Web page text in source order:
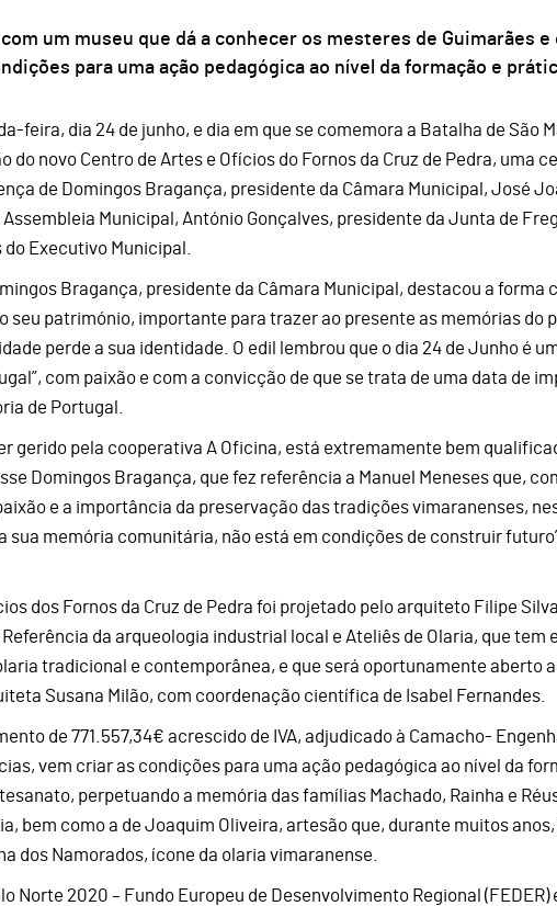
um museu que dá a conhecer os mesteres de Guimarães e
para uma ação pedagógica ao nível da formação e
feira, dia 24 de junho, e dia em que se comemora a Batalha de São
do novo Centro de Artes e Ofícios do Fornos da Cruz de Pedra, uma
de Domingos Bragança, presidente da Câmara Municipal, José
Municipal, António Gonçalves, presidente da Junta de
Executivo Municipal.
Bragança, presidente da Câmara Municipal, destacou a forma
seu património, importante para trazer ao presente as memórias do
perde a sua identidade. O edil lembrou que o dia 24 de Junho é
com paixão e com a convicção de que se trata de uma data de
de Portugal.
gerido pela cooperativa A Oficina, está extremamente bem
Domingos Bragança, que fez referência a Manuel Meneses que,
e a importância da preservação das tradições vimaranenses,
sua memória comunitária, não está em condições de construir
dos Fornos da Cruz de Pedra foi projetado pelo arquiteto Filipe
da arqueologia industrial local e Ateliês de Olaria, que tem
tradicional e contemporânea, e que será oportunamente aberto
Susana Milão, com coordenação científica de Isabel Fernandes.
de 771.557,34€ acrescido de IVA, adjudicado à Camacho-
vem criar as condições para uma ação pedagógica ao nível da
perpetuando a memória das famílias Machado, Rainha e
bem como a de Joaquim Oliveira, artesão que, durante muitos
dos Namorados, ícone da olaria vimaranense.
Norte 2020 – Fundo Europeu de Desenvolvimento Regional (FEDER)